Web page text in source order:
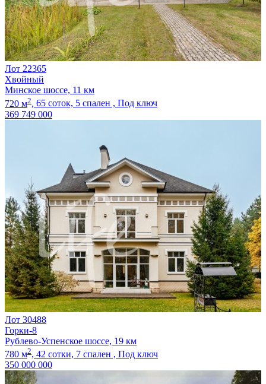
Лот 22365
Хвойный
Минское шоссе, 11 км
720 м2, 65 соток, 5 спален , Под ключ
369 749 000
Лот 30488
Горки-8
Рублево-Успенское шоссе, 19 км
780 м2, 42 сотки, 7 спален , Под ключ
350 000 000